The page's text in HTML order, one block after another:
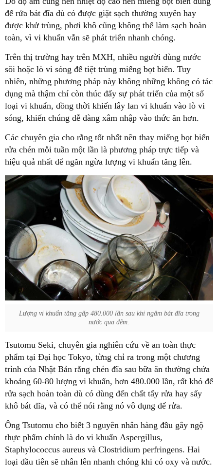
để rửa bát đĩa dù có được giặt sạch thường xuyên hay
được khử trùng, phơi khô cũng không thể làm sạch hoàn
toàn, vì vi khuẩn vẫn sẽ phát triển nhanh chóng.
Trên thị trường hay trên MXH, nhiều người dùng nước
sôi hoặc lò vi sóng để tiệt trùng miếng bọt biển. Tuy
nhiên, những phương pháp này không những không có tác
dụng mà thậm chí còn thúc đẩy sự phát triển của một số
loại vi khuẩn, đồng thời khiến lây lan vi khuẩn vào lò vi
sóng, khiến chúng dễ dàng xâm nhập vào thức ăn hơn.
Các chuyên gia cho rằng tốt nhất nên thay miếng bọt biển
rửa chén mỗi tuần một lần là phương pháp trực tiếp và
hiệu quả nhất để ngăn ngừa lượng vi khuẩn tăng lên.
Lượng vi khuẩn tăng gấp 480.000 lần sau khi ngâm bát đĩa trong
nước qua đêm.
Tsutomu Seki, chuyên gia nghiên cứu về an toàn thực
phẩm tại Đại học Tokyo, từng chỉ ra trong một chương
trình của Nhật Bản rằng chén đĩa sau bữa ăn thường chứa
khoảng 60-80 lượng vi khuẩn, hơn 480.000 lần, rất khó để
rửa sạch hoàn toàn dù có dùng đến chất tẩy rửa hay sấy
khô bát đĩa, và có thể nói rằng nó vô dụng để rửa.
Ông Tsutomu cho biết 3 nguyên nhân hàng đầu gây ngộ
thực phẩm chính là do vi khuẩn Aspergillus,
Staphylococcus aureus và Clostridium perfringens. Hai
loại đầu tiên sẽ nhân lên nhanh chóng khi có oxy và nước.